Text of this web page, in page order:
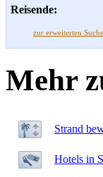
Reisende:
zur erweiterten Suche
Mehr
Strand
Hotels in